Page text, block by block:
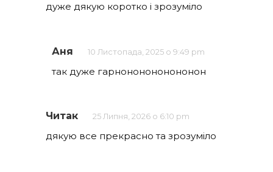
дуже дякую коротко і зрозуміло
Аня 10 Листопада, 2025 о 9:49 pm
так дуже гарнононононононон
Читак 25 Липня, 2026 о 6:10 pm
дякую все прекрасно та зрозуміло